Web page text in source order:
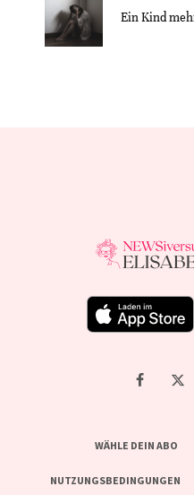
Ein Kind
WÄHLE DEIN ABO
NUTZUNGSBEDINGUNGEN